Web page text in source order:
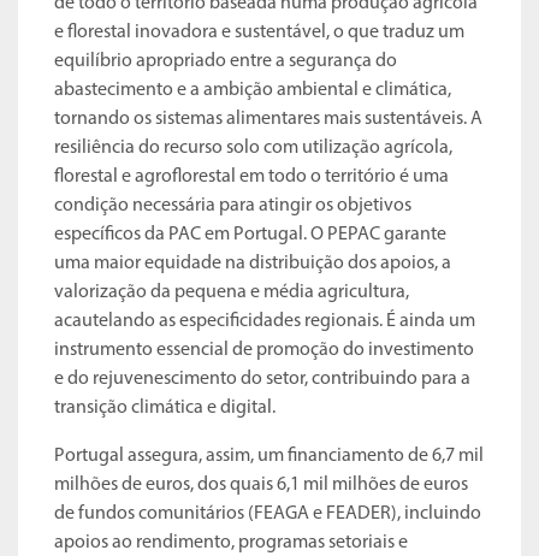
e florestal inovadora e sustentável, o que traduz um
equilíbrio apropriado entre a segurança do
abastecimento e a ambição ambiental e climática,
tornando os sistemas alimentares mais sustentáveis. A
resiliência do recurso solo com utilização agrícola,
florestal e agroflorestal em todo o território é uma
condição necessária para atingir os objetivos
específicos da PAC em Portugal. O PEPAC garante
uma maior equidade na distribuição dos apoios, a
valorização da pequena e média agricultura,
acautelando as especificidades regionais. É ainda um
instrumento essencial de promoção do investimento
e do rejuvenescimento do setor, contribuindo para a
transição climática e digital.
Portugal assegura, assim, um financiamento de 6,7 mil
milhões de euros, dos quais 6,1 mil milhões de euros
de fundos comunitários (FEAGA e FEADER), incluindo
apoios ao rendimento, programas setoriais e